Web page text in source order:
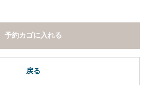
戻る
予約カゴに入れる